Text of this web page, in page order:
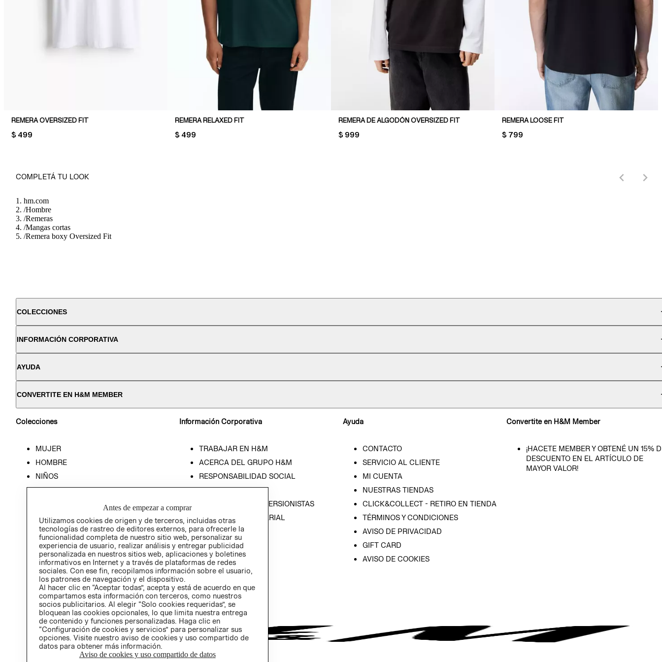
REMERA OVERSIZED FIT
PRICE:
$ 499
REMERA RELAXED FIT
PRICE:
$ 499
REMERA DE ALGODÓN OVERSIZED FIT
PRICE:
$ 999
REMERA LOOSE FIT
PRICE:
$ 799
COMPLETÁ TU LOOK
hm.com
/Hombre
/Remeras
/Mangas cortas
/Remera boxy Oversized Fit
COLECCIONES
INFORMACIÓN CORPORATIVA
AYUDA
CONVERTITE EN H&M MEMBER
Colecciones
MUJER
HOMBRE
NIÑOS
HOME
Información Corporativa
TRABAJAR EN H&M
ACERCA DEL GRUPO H&M
RESPONSABILIDAD SOCIAL
PRENSA
RELACIÓN CON INVERSIONISTAS
POLÍTICA EMPRESARIAL
Ayuda
CONTACTO
SERVICIO AL CLIENTE
MI CUENTA
NUESTRAS TIENDAS
CLICK&COLLECT - RETIRO EN TIENDA
TÉRMINOS Y CONDICIONES
AVISO DE PRIVACIDAD
GIFT CARD
AVISO DE COOKIES
Convertite en H&M Member
¡HACETE MEMBER Y OBTENÉ UN 15%
DESCUENTO EN EL ARTÍCULO DE
MAYOR VALOR!
Antes de empezar a comprar
Utilizamos cookies de origen y de terceros, incluidas otras
tecnologías de rastreo de editores externos, para ofrecerle la
funcionalidad completa de nuestro sitio web, personalizar su
experiencia de usuario, realizar análisis y entregar publicidad
personalizada en nuestros sitios web, aplicaciones y boletines
informativos en Internet y a través de plataformas de redes
sociales. Con ese fin, recopilamos información sobre el usuario,
los patrones de navegación y el dispositivo.
Al hacer clic en “Aceptar todas”, acepta y está de acuerdo en que
compartamos esta información con terceros, como nuestros
socios publicitarios. Al elegir “Solo cookies requeridas”, se
bloquean las cookies opcionales, lo que limita nuestra entrega
de contenido y funciones personalizadas. Haga clic en
“Configuración de cookies y servicios” para personalizar sus
opciones. Visite nuestro aviso de cookies y uso compartido de
datos para obtener más información.
Aviso de cookies y uso compartido de datos